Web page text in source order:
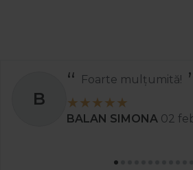
B
Foarte mulțumită!
BALAN SIMONA 02